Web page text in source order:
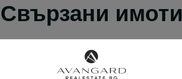
Свързани имоти